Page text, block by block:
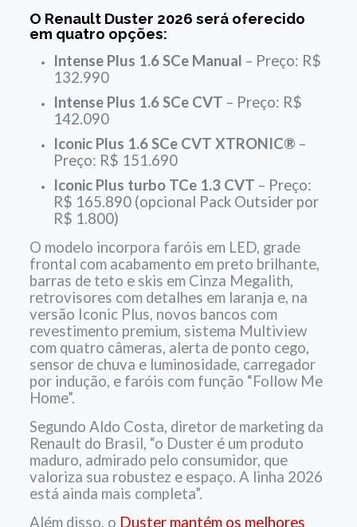
O Renault Duster 2026 será oferecido
em quatro opções:
Intense Plus 1.6 SCe Manual – Preço: R$
132.990
Intense Plus 1.6 SCe CVT – Preço: R$
142.090
Iconic Plus 1.6 SCe CVT XTRONIC® –
Preço: R$ 151.690
Iconic Plus turbo TCe 1.3 CVT – Preço:
R$ 165.890 (opcional Pack Outsider por
R$ 1.800)
O modelo incorpora faróis em LED, grade
frontal com acabamento em preto brilhante,
barras de teto e skis em Cinza Megalith,
retrovisores com detalhes em laranja e, na
versão Iconic Plus, novos bancos com
revestimento premium, sistema Multiview
com quatro câmeras, alerta de ponto cego,
sensor de chuva e luminosidade, carregador
por indução, e faróis com função “Follow Me
Home”.
Segundo Aldo Costa, diretor de marketing da
Renault do Brasil, “o Duster é um produto
maduro, admirado pelo consumidor, que
valoriza sua robustez e espaço. A linha 2026
está ainda mais completa”.
Além disso, o Duster mantém os melhores